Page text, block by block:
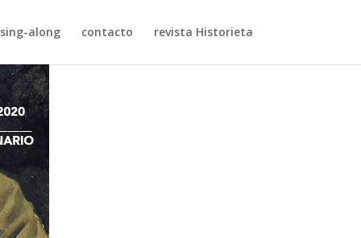
sing-along contacto revista Historieta